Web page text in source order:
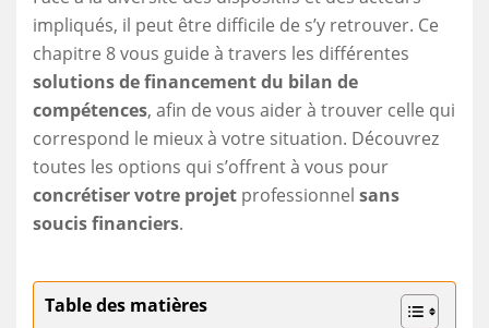
impliqués, il peut être difficile de s’y retrouver. Ce
chapitre 8 vous guide à travers les différentes
solutions de financement du bilan de
compétences, afin de vous aider à trouver celle qui
correspond le mieux à votre situation. Découvrez
toutes les options qui s’offrent à vous pour
concrétiser votre projet professionnel sans
soucis financiers.
Table des matières